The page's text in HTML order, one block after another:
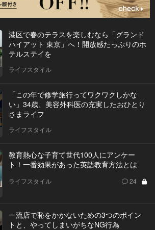
港区で春のテラスを楽しむなら「グランド
ハイアット 東京」へ！開放感たっぷりのホ
テルステイを
ライフスタイル
「この年で修学旅行ってワクワクしかな
い」34歳、美容外科医の充実したおひとり
さまライフ
ライフスタイル
教育熱心な子育て世代100人にアンケー
ト！一番効果があった英語教育方法とは
ライフスタイル 24
一流店で恥をかかないための3つのポイン
トと、やってしまいがちなNG行為